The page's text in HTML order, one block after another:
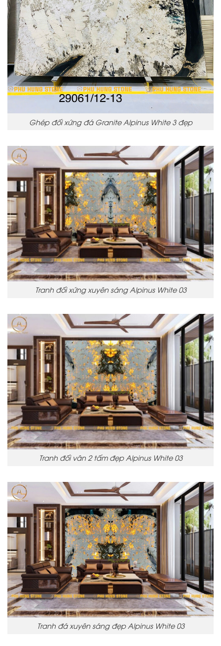
Ghép đối xứng đá Granite Alpinus White 3 đẹp
Tranh đối xứng xuyên sáng Alpinus White 03
Tranh đối vân 2 tấm đẹp Alpinus White 03
Tranh đá xuyên sáng đẹp Alpinus White 03